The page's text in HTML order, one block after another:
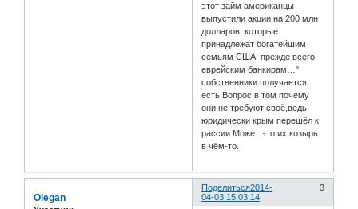
этот займ американцы
выпустили акции на 200 млн
долларов, которые
принадлежат богатейшим
семьям США прежде всего
еврейским банкирам…",
собственники получается
есть!Вопрос в том почему
они не требуют своё,ведь
юридически крым перешёл к
рассии.Может это их козырь
в чём-то.
Поделиться 3
2014-
04-03 15:03:14
Olegan